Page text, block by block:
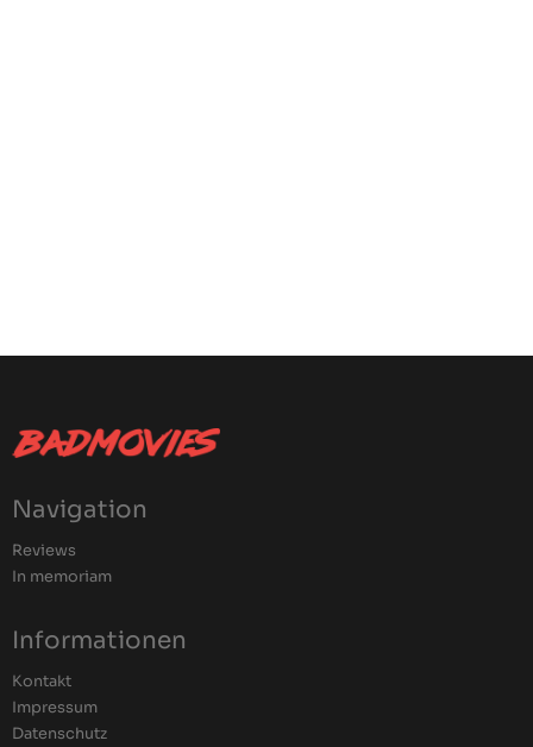
Navigation
Reviews
In memoriam
Informationen
Kontakt
Impressum
Datenschutz